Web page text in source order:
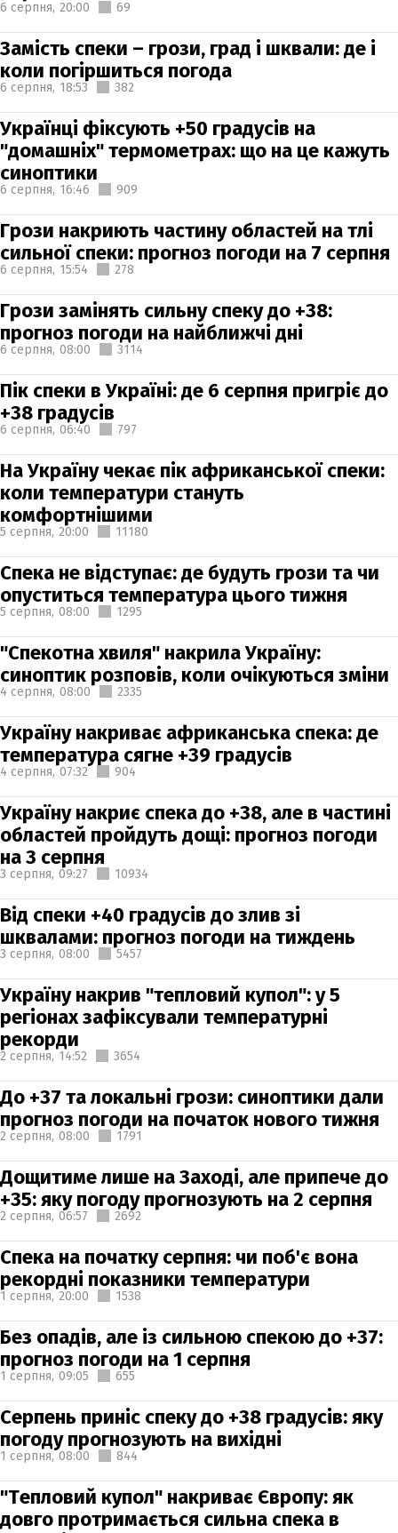
6 серпня, 20:00 69
Замість спеки – грози, град і шквали: де і
коли погіршиться погода
6 серпня, 18:53 382
Українці фіксують +50 градусів на
"домашніх" термометрах: що на це кажуть
синоптики
6 серпня, 16:46 909
Грози накриють частину областей на тлі
сильної спеки: прогноз погоди на 7 серпня
6 серпня, 15:54 278
Грози замінять сильну спеку до +38:
прогноз погоди на найближчі дні
6 серпня, 08:00 3114
Пік спеки в Україні: де 6 серпня пригріє до
+38 градусів
6 серпня, 06:40 797
На Україну чекає пік африканської спеки:
коли температури стануть
комфортнішими
5 серпня, 20:00 11180
Спека не відступає: де будуть грози та чи
опуститься температура цього тижня
5 серпня, 08:00 1295
"Спекотна хвиля" накрила Україну:
синоптик розповів, коли очікуються зміни
4 серпня, 08:00 2335
Україну накриває африканська спека: де
температура сягне +39 градусів
4 серпня, 07:32 904
Україну накриє спека до +38, але в частині
областей пройдуть дощі: прогноз погоди
на 3 серпня
3 серпня, 09:27 10934
Від спеки +40 градусів до злив зі
шквалами: прогноз погоди на тиждень
3 серпня, 08:00 5457
Україну накрив "тепловий купол": у 5
регіонах зафіксували температурні
рекорди
2 серпня, 14:52 3654
До +37 та локальні грози: синоптики дали
прогноз погоди на початок нового тижня
2 серпня, 08:00 1791
Дощитиме лише на Заході, але припече до
+35: яку погоду прогнозують на 2 серпня
2 серпня, 06:57 2692
Спека на початку серпня: чи поб'є вона
рекордні показники температури
1 серпня, 20:00 1538
Без опадів, але із сильною спекою до +37:
прогноз погоди на 1 серпня
1 серпня, 09:05 655
Серпень приніс спеку до +38 градусів: яку
погоду прогнозують на вихідні
1 серпня, 08:00 844
"Тепловий купол" накриває Європу: як
довго протримається сильна спека в